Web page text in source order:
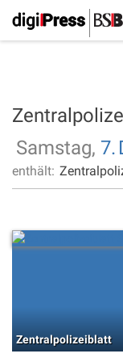
Samstag, 7.
enthält:
Zentralpolizeiblatt